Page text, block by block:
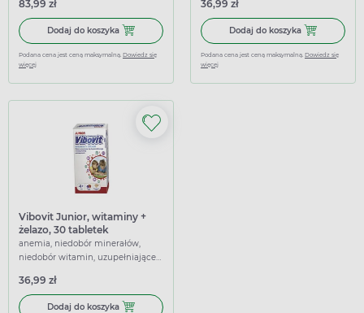
83,99 zł
Dodaj do koszyka Dodaj do koszyka Innofer, 90 kapsułek
Podana cena jest ceną maksymalną. Dowiedz się
więcej
36,99 zł
Dodaj do koszyka Dodaj do
Podana cena jest ceną maksymalną. Dowiedz się
więcej
Vibovit Junior, witaminy +
żelazo, 30 tabletek
anemia, niedobór minerałów,
niedobór witamin, uzupełniające
36,99 zł
Dodaj do koszyka Dodaj do koszyka Vibovit Junior, witaminy + żelazo, 30